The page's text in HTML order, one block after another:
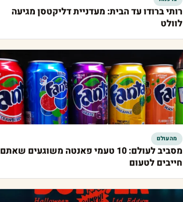
רותי ברודו עד הבית: מעדניית דליקטסן מגיעה
לוולט
מהעולם
מסביב לעולם: 10 טעמי פאנטה משוגעים שאתם
חייבים לטעום